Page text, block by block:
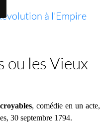
à l'Empire
ou les Vieux
, comédie en un acte,
30 septembre 1794.